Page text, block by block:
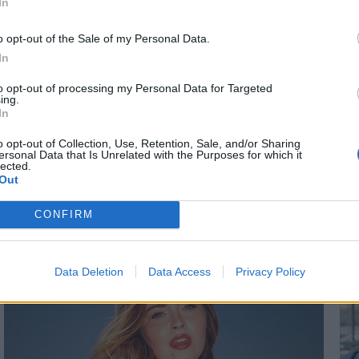
opt-out of the Sale of my Personal Data.
opt-out of processing my Personal Data for Targeted
opt-out of Collection, Use, Retention, Sale, and/or Sharing
Data that Is Unrelated with the Purposes for which it
CONFIRM
Data Deletion Data Access Privacy Policy
η φωτιά στα
έπειτα από
της
Φωτιά τώρα στα
Κορωπίου: Στη
κατάσβεσης 6
και drones -
Αποδέχομαι τουςόρους χρήσης